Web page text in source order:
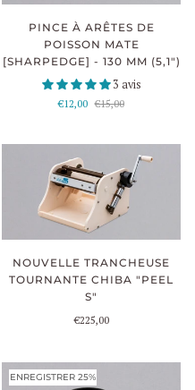
PINCE À ARÊTES DE
POISSON MATE
[SHARPEDGE] - 130 MM (5,1")
3 avis
€12,00 €15,00
NOUVELLE TRANCHEUSE
TOURNANTE CHIBA "PEEL
S"
€225,00
ENREGISTRER 25%